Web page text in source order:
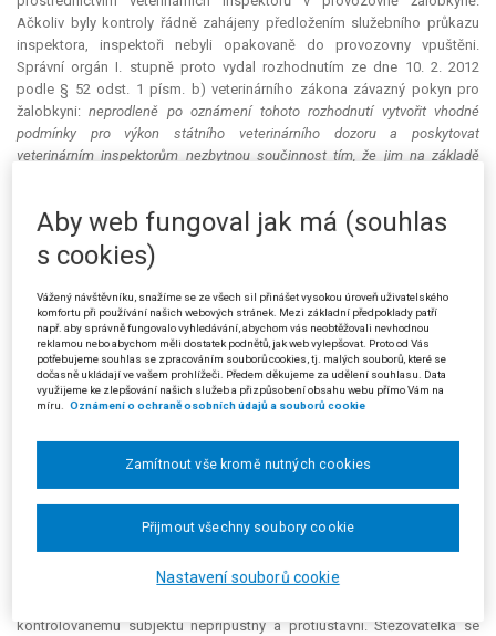
Ačkoliv byly kontroly řádně zahájeny předložením služebního průkazu
inspektora, inspektoři nebyli opakovaně do provozovny vpuštěni.
Správní orgán I. stupně proto vydal rozhodnutím ze dne 10. 2. 2012
podle § 52 odst. 1 písm. b) veterinárního zákona závazný pokyn pro
žalobkyni:neprodleně po oznámení tohoto rozhodnutí vytvořit vhodné
podmínky pro výkon státního veterinárního dozoru a poskytovat
veterinárním inspektorům nezbytnou součinnost tím, že jim na základě
proti tomuto rozhodnutí dle § 85 odst. 2 písm. a) správního řádu.
Žalobkyně podala proti rozhodnutí správního orgánu I. stupně
Proti rozhodnutí žalované podala žalobkyně žalobu u Krajského
soudu v Hradci Králové, pobočky v Pardubicích, který ji rozsudkem ze
dne 22. 5. 2013, čj. 52 A 59/2012-122, zamítl.
Žalobkyně (stěžovatelka) napadla tento rozsudek kasační stížností,
provozovně stěžovatelky. Povinnost součinnosti je stanovena přímo ve
veterinárním zákoně a lze ji vynutit jen zákonem stanovenými prostředky,
a to i opakovaně. Veterinární zákon nestanoví, že si příslušný orgán
výklad krajského soudu (a žalované i správního orgánu I. stupně) k § 52
kontrolovanému subjektu nepřípustný a protiústavní. Stěžovatelka se
Aby web fungoval jak má (souhlas
s cookies)
Vážený návštěvníku, snažíme se ze všech sil přinášet vysokou úroveň uživatelského
komfortu při používání našich webových stránek. Mezi základní předpoklady patří
např. aby správně fungovalo vyhledávání, abychom vás neobtěžovali nevhodnou
reklamou nebo abychom měli dostatek podnětů, jak web vylepšovat. Proto od Vás
potřebujeme souhlas se zpracováním souborů cookies, tj. malých souborů, které se
dočasně ukládají ve vašem prohlížeči. Předem děkujeme za udělení souhlasu. Data
využijeme ke zlepšování našich služeb a přizpůsobení obsahu webu přímo Vám na
míru.
Oznámení o ochraně osobních údajů a souborů cookie
Nastavení souborů cookie
Zamítnout vše kromě nutných cookies
Přijmout všechny soubory cookie